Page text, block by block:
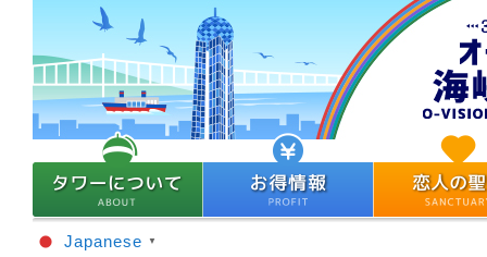
Japanese ▼